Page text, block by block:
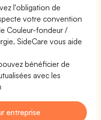
l'obligation de
votre convention
Couleur-fondeur /
SideCare vous aide
bénéficier de
avec les
entreprise